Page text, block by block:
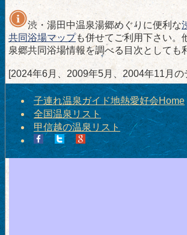
渋・湯田中温泉湯郷めぐりに便利な
共同浴場マップも併せてご利用下さい。
泉郷共同浴場情報を調べる目次としても
[2024年6月、2009年5月、2004年11月の
子連れ温泉ガイド地熱愛好会Home
全国温泉リスト
甲信越の温泉リスト